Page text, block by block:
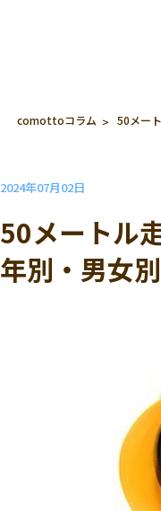
comottoコラム 50メー
2024年07月02日
50メートル
年別・男女